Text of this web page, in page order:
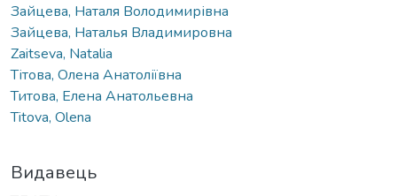
Зайцева, Наталя Володимирівна
Зайцева, Наталья Владимировна
Zaitseva, Natalia
Тітова, Олена Анатоліївна
Титова, Елена Анатольевна
Titova, Olena
Видавець